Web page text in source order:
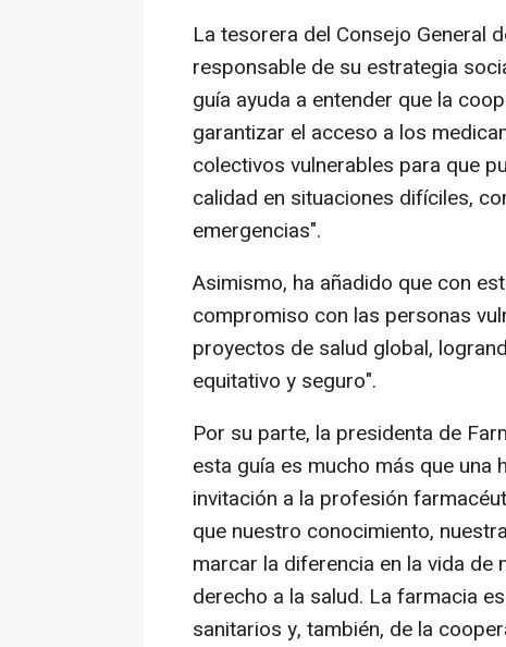
La tesorera del Consejo General
responsable de su estrategia
guía ayuda a entender que la
garantizar el acceso a los
colectivos vulnerables para que
calidad en situaciones difíciles,
emergencias".
Asimismo, ha añadido que con
compromiso con las personas
proyectos de salud global,
equitativo y seguro".
Por su parte, la presidenta de
esta guía es mucho más que una
invitación a la profesión
que nuestro conocimiento,
marcar la diferencia en la vida de
derecho a la salud. La farmacia
sanitarios y, también, de la